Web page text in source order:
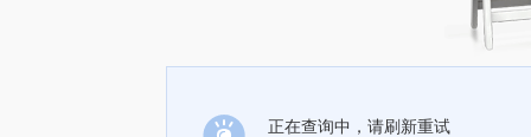
正在查询中，请刷新重试